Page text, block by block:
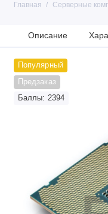
Главная Серверные
Описание
Популярный
Предзаказ
Баллы: 2394